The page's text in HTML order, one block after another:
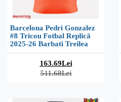
Barcelona Pedri Gonzalez
#8 Tricou Fotbal Replică
2025-26 Barbati Treilea
163.69Lei
511.68Lei